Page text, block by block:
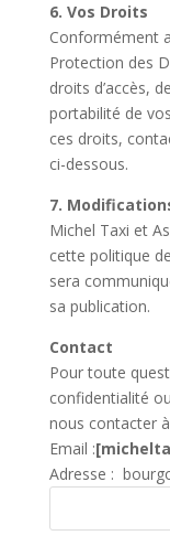
6. Vos Droits
Conformément
Protection des
droits d’accès,
portabilité de
ces droits,
ci-dessous.
7.
Michel Taxi et
cette politique
sera
sa publication.
Contact
Pour toute
confidentialité
nous contacter
Email :
Adresse :